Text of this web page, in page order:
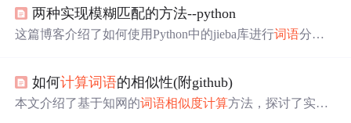
F-IDF值，最终计算文档相似度，还给出项目结构、测试及
结果分析。
两种实现模糊匹配的方法--python
这篇博客介绍了如何使用Python中的jieba库进行词语分
匹配词库。接着，对每个词进行分词，存储为字典。然
后，通过比较分词结果，找出匹配度高的词语。此外，还
如何计算词语的相似性(附github)
本文介绍了基于知网的词语相似度计算方法，探讨了实词